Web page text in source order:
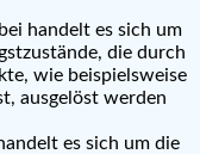
handelt es sich um
die durch
wie beispielsweise
ausgelöst werden
es sich um die